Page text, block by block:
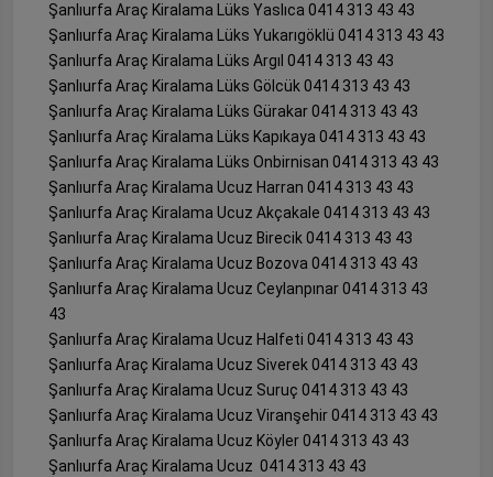
Şanlıurfa Araç Kiralama Lüks Yaslıca 0414 313 43 43
Şanlıurfa Araç Kiralama Lüks Yukarıgöklü 0414 313 43 43
Şanlıurfa Araç Kiralama Lüks Argıl 0414 313 43 43
Şanlıurfa Araç Kiralama Lüks Gölcük 0414 313 43 43
Şanlıurfa Araç Kiralama Lüks Gürakar 0414 313 43 43
Şanlıurfa Araç Kiralama Lüks Kapıkaya 0414 313 43 43
Şanlıurfa Araç Kiralama Lüks Onbirnisan 0414 313 43 43
Şanlıurfa Araç Kiralama Ucuz Harran 0414 313 43 43
Şanlıurfa Araç Kiralama Ucuz Akçakale 0414 313 43 43
Şanlıurfa Araç Kiralama Ucuz Birecik 0414 313 43 43
Şanlıurfa Araç Kiralama Ucuz Bozova 0414 313 43 43
Şanlıurfa Araç Kiralama Ucuz Ceylanpınar 0414 313 43
43
Şanlıurfa Araç Kiralama Ucuz Halfeti 0414 313 43 43
Şanlıurfa Araç Kiralama Ucuz Siverek 0414 313 43 43
Şanlıurfa Araç Kiralama Ucuz Suruç 0414 313 43 43
Şanlıurfa Araç Kiralama Ucuz Viranşehir 0414 313 43 43
Şanlıurfa Araç Kiralama Ucuz Köyler 0414 313 43 43
Şanlıurfa Araç Kiralama Ucuz 0414 313 43 43